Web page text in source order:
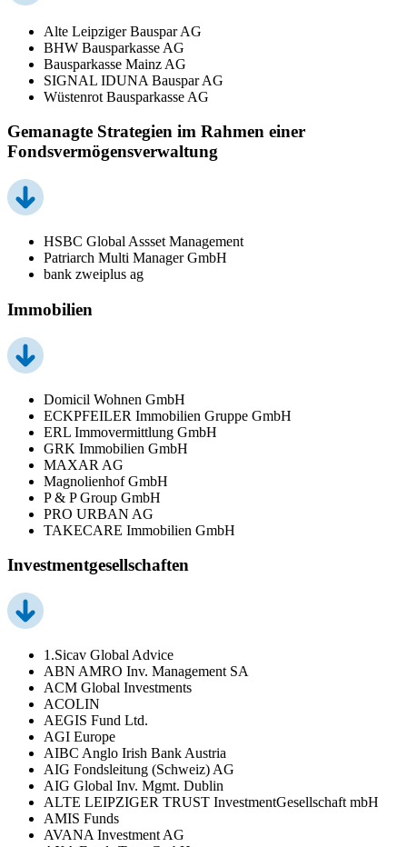
Alte Leipziger Bauspar AG
BHW Bausparkasse AG
Bausparkasse Mainz AG
SIGNAL IDUNA Bauspar AG
Wüstenrot Bausparkasse AG
Gemanagte Strategien im Rahmen einer
Fondsvermögensverwaltung
HSBC Global Assset Management
Patriarch Multi Manager GmbH
bank zweiplus ag
Immobilien
Domicil Wohnen GmbH
ECKPFEILER Immobilien Gruppe GmbH
ERL Immovermittlung GmbH
GRK Immobilien GmbH
MAXAR AG
Magnolienhof GmbH
P & P Group GmbH
PRO URBAN AG
TAKECARE Immobilien GmbH
Investmentgesellschaften
1.Sicav Global Advice
ABN AMRO Inv. Management SA
ACM Global Investments
ACOLIN
AEGIS Fund Ltd.
AGI Europe
AIBC Anglo Irish Bank Austria
AIG Fondsleitung (Schweiz) AG
AIG Global Inv. Mgmt. Dublin
ALTE LEIPZIGER TRUST InvestmentGesellschaft mbH
AMIS Funds
AVANA Investment AG